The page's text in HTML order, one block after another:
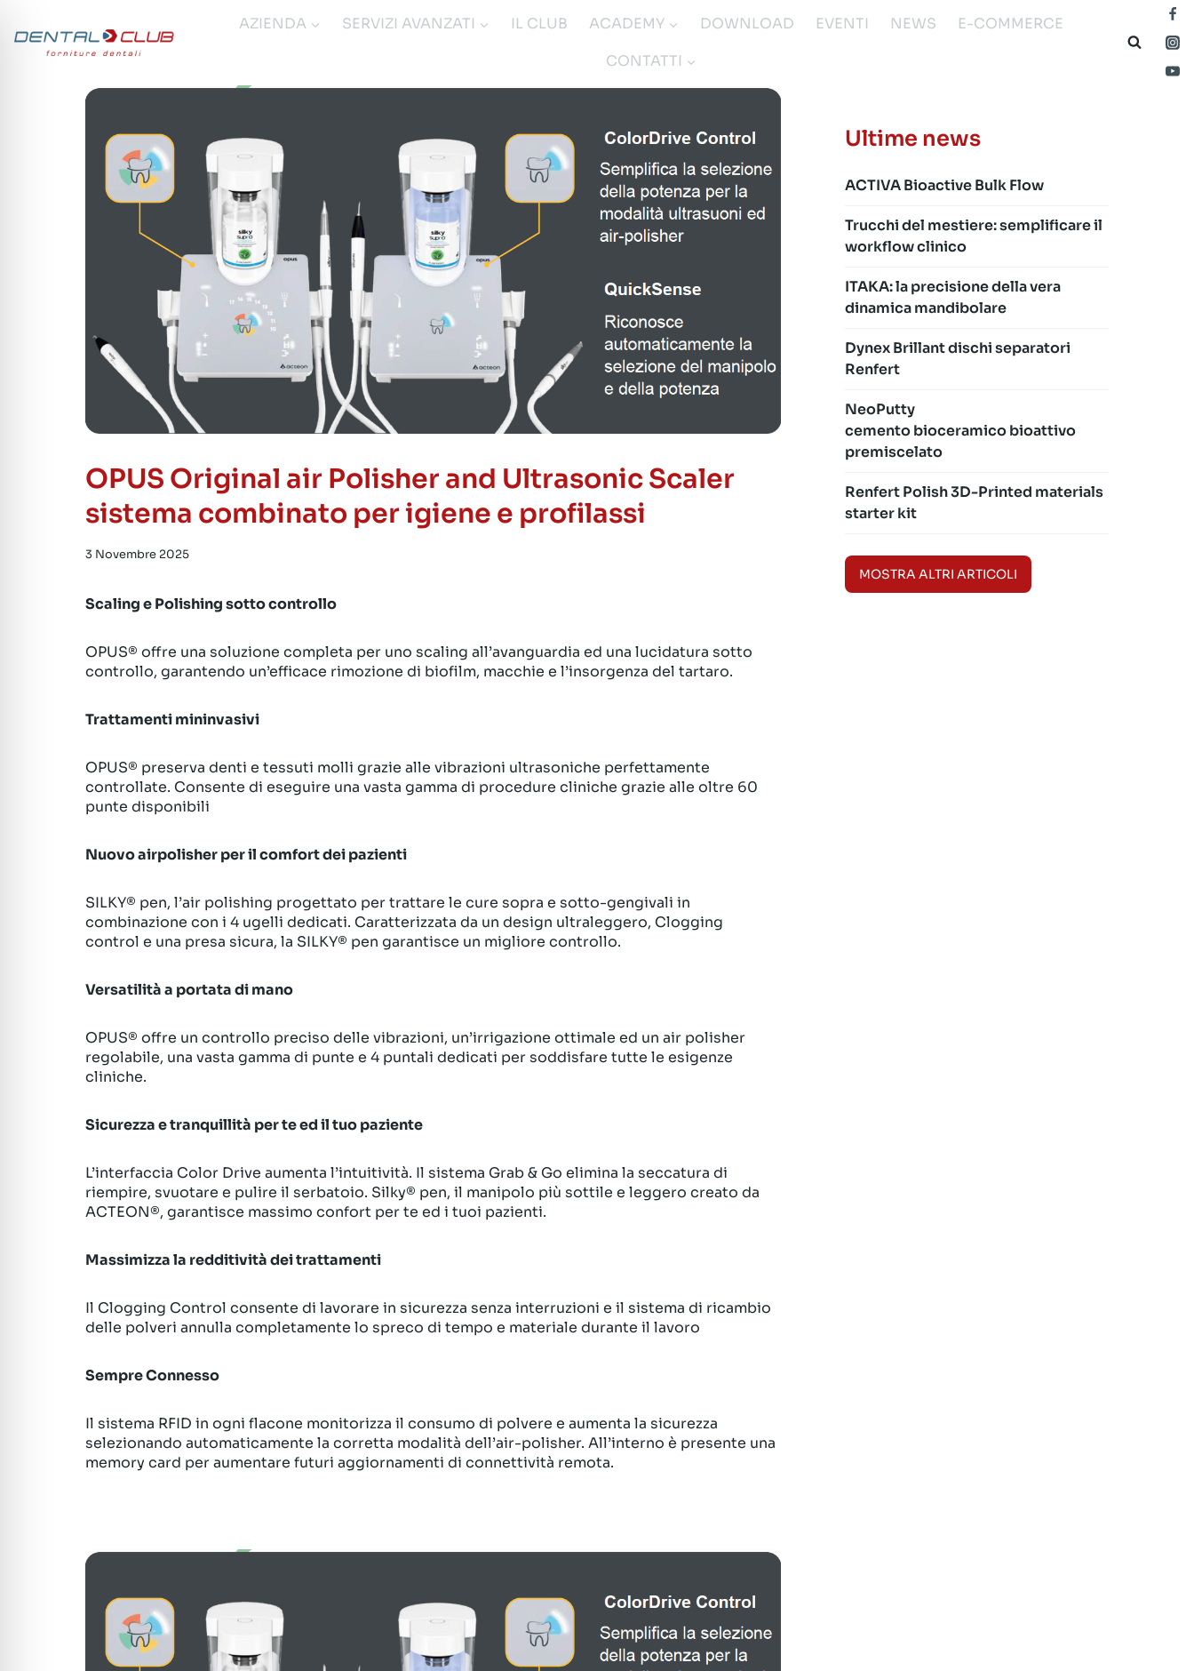
contenuto
AZIENDA SERVIZI AVANZATI IL CLUB ACADEMY DOWNLOAD EVENTI NEWS
E-COMMERCE
CONTATTI
OPUS Original air Polisher and Ultrasonic Scaler
sistema combinato per igiene e profilassi
3 Novembre 2025
Scaling e Polishing sotto controllo
OPUS® offre una soluzione completa per uno scaling all’avanguardia ed una lucidatura sotto
controllo, garantendo un’efficace rimozione di biofilm, macchie e l’insorgenza del tartaro.
Trattamenti mininvasivi
OPUS® preserva denti e tessuti molli grazie alle vibrazioni ultrasoniche perfettamente
controllate. Consente di eseguire una vasta gamma di procedure cliniche grazie alle oltre 60
punte disponibili
Nuovo airpolisher per il comfort dei pazienti
SILKY® pen, l’air polishing progettato per trattare le cure sopra e sotto-gengivali in
combinazione con i 4 ugelli dedicati. Caratterizzata da un design ultraleggero, Clogging
control e una presa sicura, la SILKY® pen garantisce un migliore controllo.
Versatilità a portata di mano
OPUS® offre un controllo preciso delle vibrazioni, un’irrigazione ottimale ed un air polisher
regolabile, una vasta gamma di punte e 4 puntali dedicati per soddisfare tutte le esigenze
cliniche.
Sicurezza e tranquillità per te ed il tuo paziente
L’interfaccia Color Drive aumenta l’intuitività. Il sistema Grab & Go elimina la seccatura di
riempire, svuotare e pulire il serbatoio. Silky® pen, il manipolo più sottile e leggero creato da
ACTEON®, garantisce massimo confort per te ed i tuoi pazienti.
Massimizza la redditività dei trattamenti
Il Clogging Control consente di lavorare in sicurezza senza interruzioni e il sistema di ricambio
delle polveri annulla completamente lo spreco di tempo e materiale durante il lavoro
Sempre Connesso
Il sistema RFID in ogni flacone monitorizza il consumo di polvere e aumenta la sicurezza
selezionando automaticamente la corretta modalità dell’air-polisher. All’interno è presente una
memory card per aumentare futuri aggiornamenti di connettività remota.
Ultime news
ACTIVA Bioactive Bulk Flow
Trucchi del mestiere: semplificare il
workflow clinico
ITAKA: la precisione della vera
dinamica mandibolare
Dynex Brillant dischi separatori
Renfert
NeoPutty
cemento bioceramico bioattivo
premiscelato
Renfert Polish 3D-Printed materials
starter kit
MOSTRA ALTRI ARTICOLI